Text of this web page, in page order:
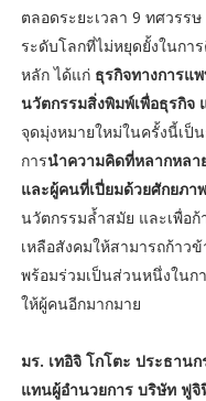
ตลอดระยะเวลา 9 ทศวร
ระดับโลกที่ไม่หยุดยั้งในกา
หลัก ได้แก่ ธุรกิจทางการแ
นวัตกรรมสิ่งพิมพ์เพื่อธุรกิจ
จุดมุ่งหมายใหม่ในครั้งนี้เ
การนำความคิดที่หลากหลา
และผู้คนที่เปี่ยมด้วยศักยภา
นวัตกรรมล้ำสมัย และเพื่อ
เหลือสังคมให้สามารถก้าว
พร้อมร่วมเป็นส่วนหนึ่งในก
ให้ผู้คนอีกมากมาย
มร. เทอิจิ โกโตะ ประธาน
แทนผู้อำนวยการ บริษัท ฟู